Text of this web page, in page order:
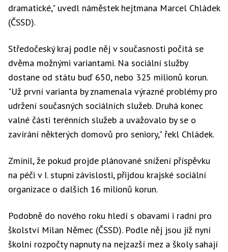
dramatické," uvedl náměstek hejtmana Marcel Chládek
(ČSSD).
Středočeský kraj podle něj v současnosti počítá se
dvěma možnými variantami. Na sociální služby
dostane od státu buď 650, nebo 325 milionů korun.
"Už první varianta by znamenala výrazné problémy pro
udržení současných sociálních služeb. Druhá konec
valné části terénních služeb a uvažovalo by se o
zavírání některých domovů pro seniory," řekl Chládek.
Zmínil, že pokud projde plánované snížení příspěvku
na péči v I. stupni závislosti, přijdou krajské sociální
organizace o dalších 16 milionů korun.
Podobně do nového roku hledí s obavami i radní pro
školství Milan Němec (ČSSD). Podle něj jsou již nyní
školní rozpočty napnuty na nejzazší mez a školy sahají